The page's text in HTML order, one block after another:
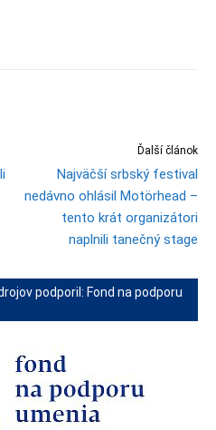
Ďalší článok
Najväčší srbský festival
nedávno ohlásil Motörhead –
tento krát organizátori
naplnili tanečný stage
podporil: Fond na podporu